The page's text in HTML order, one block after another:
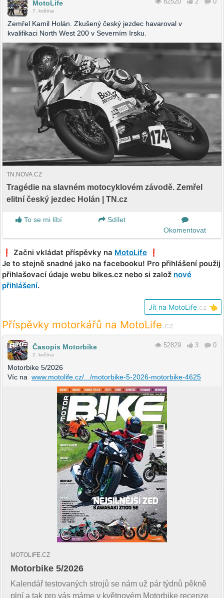
MotoLife
7. května
Zemřel Kamil Holán. Zkušený český jezdec havaroval v
kvalifikaci North West 200 v Severním Irsku.
TN.NOVA.CZ
Tragédie na slavném motocyklovém závodě. Zemřel
elitní český jezdec Holán | TN.cz
To se mi líbí
Sdílet
Okomentovat
❗️ Začni vkládat příspěvky na MotoLife ❗️
Je to stejně snadné jako na facebooku! Pro přihlášení použij
přihlašovací údaje webu bikes.cz nebo si založ nové
přihlášení.
Jít na MotoLife .cz 👈
Příspěvky motorkářů na MotoLife.cz
Časopis Motorbike
2. května
52829 3 0
Motorbike 5/2026
Víc na www.motolife.cz/.../motorbike-5-2026-motorbike-4625
MOTOLIFE.CZ
Motorbike 5/2026
Kalendář testovaných strojů se nám už pár týdnů pěkně
plní a tak pro vás máme v květnovém Motorbike recenze